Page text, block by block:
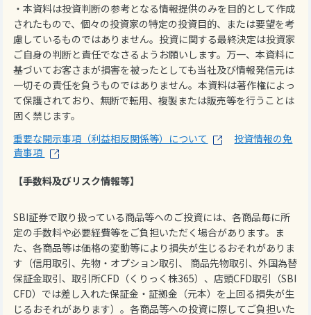
・本資料は投資判断の参考となる情報提供のみを目的として作成
されたもので、個々の投資家の特定の投資目的、または要望を考
慮しているものではありません。投資に関する最終決定は投資家
ご自身の判断と責任でなさるようお願いします。万一、本資料に
基づいてお客さまが損害を被ったとしても当社及び情報発信元は
一切その責任を負うものではありません。本資料は著作権によっ
て保護されており、無断で転用、複製または販売等を行うことは
固く禁じます。
重要な開示事項（利益相反関係等）について
投資情報の免
責事項
【手数料及びリスク情報等】
SBI証券で取り扱っている商品等へのご投資には、各商品毎に所
定の手数料や必要経費等をご負担いただく場合があります。ま
た、各商品等は価格の変動等により損失が生じるおそれがありま
す（信用取引、先物・オプション取引、 商品先物取引、外国為替
保証金取引、取引所CFD（くりっく株365）、店頭CFD取引（SBI
CFD）では差し入れた保証金・証拠金（元本）を上回る損失が生
じるおそれがあります）。各商品等への投資に際してご負担いた